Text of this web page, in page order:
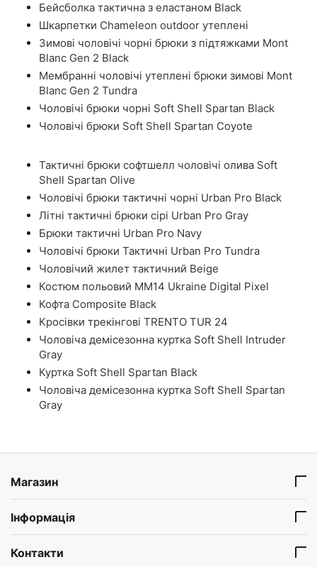
Бейсболка тактична з еластаном Black
Шкарпетки Chameleon outdoor утеплені
Зимові чоловічі чорні брюки з підтяжками Mont
Blanc Gen 2 Black
Мембранні чоловічі утеплені брюки зимові Mont
Blanc Gen 2 Tundra
Чоловічі брюки чорні Soft Shell Spartan Black
Чоловічі брюки Soft Shell Spartan Coyote
Тактичні брюки софтшелл чоловічі олива Soft
Shell Spartan Olive
Чоловічі брюки тактичні чорні Urban Pro Black
Літні тактичні брюки сірі Urban Pro Gray
Брюки тактичні Urban Pro Navy
Чоловічі брюки Тактичні Urban Pro Tundra
Чоловічий жилет тактичний Beige
Костюм польовий ММ14 Ukraine Digital Pixel
Кофта Composite Black
Кросівки трекінгові TRENTO TUR 24
Чоловіча демісезонна куртка Soft Shell Intruder
Gray
Куртка Soft Shell Spartan Black
Чоловіча демісезонна куртка Soft Shell Spartan
Gray
Магазин
Інформація
Контакти